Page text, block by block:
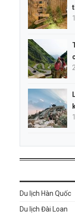
Du lịch Hàn Quốc
Du lịch Đài Loan